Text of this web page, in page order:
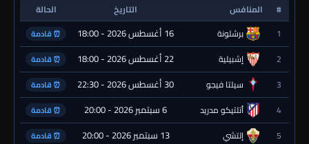
# المنافس التاريخ
الحالة
1
برشلونة 16 أغسطس 2026 - 18:00 ⏰ قادمة
2 إشبيلية 22 أغسطس 2026 - 18:00 ⏰ قادمة
3 سيلتا فيجو 30 أغسطس 2026 - 22:30 ⏰ قادمة
4 أتلتيكو مدريد 6 سبتمبر 2026 - 20:00 ⏰ قادمة
5 إلتشي 13 سبتمبر 2026 - 20:00 ⏰ قادمة